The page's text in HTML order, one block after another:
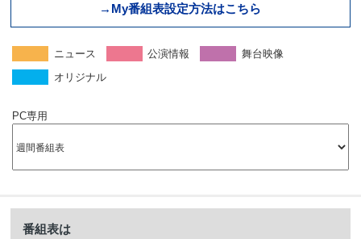
→My番組表設定方法はこちら
ニュース 公演情報
舞台映像
オリジナル
PC専用
番組表は